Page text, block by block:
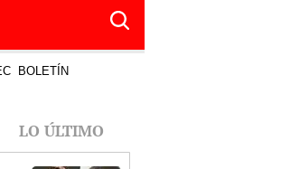
BOLETÍN
LO ÚLTIMO